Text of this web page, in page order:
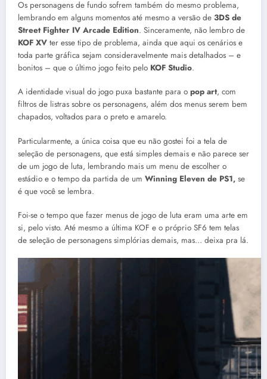
Os personagens de fundo sofrem também do mesmo problema,
lembrando em alguns momentos até mesmo a versão de 3DS de
Street Fighter IV Arcade Edition. Sinceramente, não lembro de
KOF XV ter esse tipo de problema, ainda que aqui os cenários e
toda parte gráfica sejam consideravelmente mais detalhados – e
bonitos – que o último jogo feito pelo KOF Studio.
A identidade visual do jogo puxa bastante para o pop art, com
filtros de listras sobre os personagens, além dos menus serem bem
chapados, voltados para o preto e amarelo.
Particularmente, a única coisa que eu não gostei foi a tela de
seleção de personagens, que está simples demais e não parece ser
de um jogo de luta, lembrando mais um menu de escolher o
estádio e o tempo da partida de um Winning Eleven de PS1, se
é que você se lembra.
Foi-se o tempo que fazer menus de jogo de luta eram uma arte em
si, pelo visto. Até mesmo a última KOF e o próprio SF6 tem telas
de seleção de personagens simplórias demais, mas… deixa pra lá.